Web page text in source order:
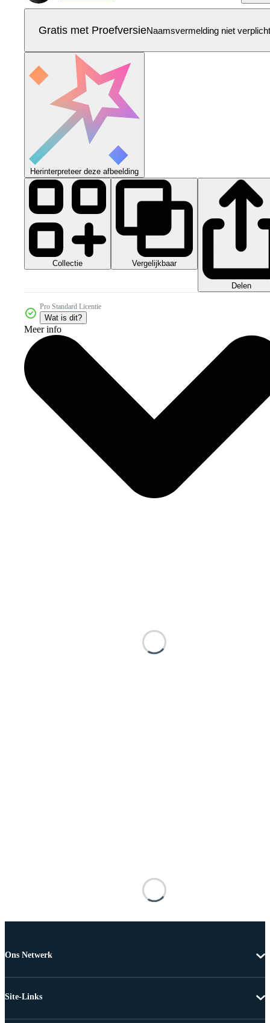
Gratis met ProefversieNaamsvermelding niet verplicht
Herinterpreteer deze afbeelding
Collectie Vergelijkbaar
Delen
Pro Standard Licentie
Wat is dit?
Meer info
Ons Netwerk
Site-Links